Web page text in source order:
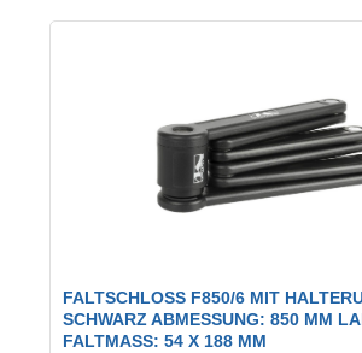
FALTSCHLOSS F850/6 MIT
SCHWARZ ABMESSUNG: 850 MM
FALTMASS: 54 X 188 MM